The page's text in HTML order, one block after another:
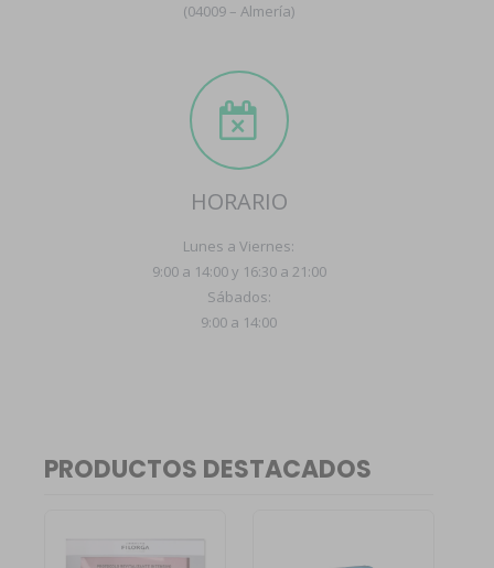
(04009 – Almería)
HORARIO
Lunes a Viernes:
9:00 a 14:00 y 16:30 a 21:00
Sábados:
9:00 a 14:00